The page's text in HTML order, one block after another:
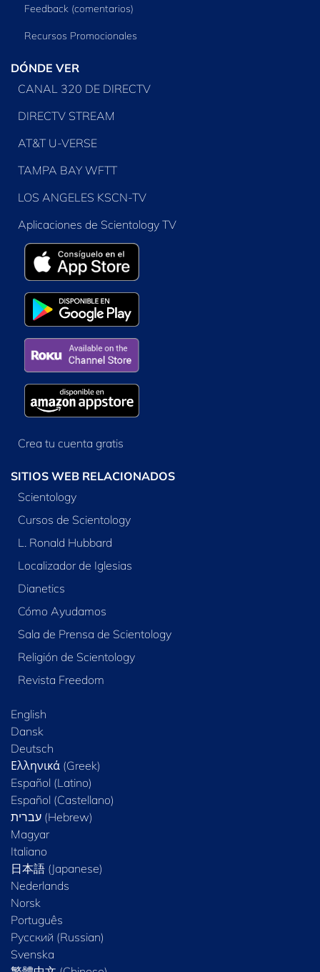
Feedback (comentarios)
Recursos Promocionales
DÓNDE VER
CANAL 320 DE DIRECTV
DIRECTV STREAM
AT&T U-VERSE
TAMPA BAY WFTT
LOS ANGELES KSCN-TV
Aplicaciones de Scientology TV
Crea tu cuenta gratis
SITIOS WEB RELACIONADOS
Scientology
Cursos de Scientology
L. Ronald Hubbard
Localizador de Iglesias
Dianetics
Cómo Ayudamos
Sala de Prensa de Scientology
Religión de Scientology
Revista Freedom
English
Dansk
Deutsch
Ελληνικά (Greek)
Español (Latino)
Español (Castellano)
Magyar
Italiano
日本語 (Japanese)
Nederlands
Norsk
Português
Русский (Russian)
Svenska